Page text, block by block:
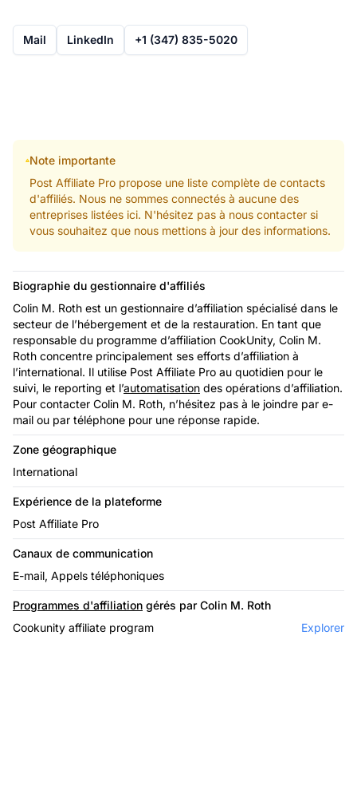
Mail LinkedIn +1 (347) 835-5020
Note importante
Post Affiliate Pro propose une liste complète de contacts
d'affiliés. Nous ne sommes connectés à aucune des
entreprises listées ici. N'hésitez pas à nous contacter si
vous souhaitez que nous mettions à jour des informations.
Biographie du gestionnaire d'affiliés
Colin M. Roth est un gestionnaire d’affiliation spécialisé dans le
secteur de l’hébergement et de la restauration. En tant que
responsable du programme d’affiliation CookUnity, Colin M.
Roth concentre principalement ses efforts d’affiliation à
l’international. Il utilise Post Affiliate Pro au quotidien pour le
suivi, le reporting et l’automatisation des opérations d’affiliation.
Pour contacter Colin M. Roth, n’hésitez pas à le joindre par e-
mail ou par téléphone pour une réponse rapide.
Zone géographique
International
Expérience de la plateforme
Post Affiliate Pro
Canaux de communication
E-mail, Appels téléphoniques
Programmes d'affiliation gérés par Colin M. Roth
Cookunity affiliate program
Explorer